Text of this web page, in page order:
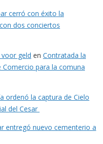
cerró con éxito la
dos conciertos
geld en Contratada la
para la comuna
ordenó la captura de Cielo
del Cesar
entregó nuevo cementerio a